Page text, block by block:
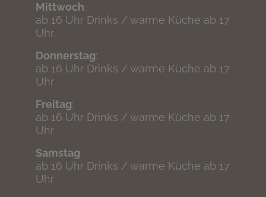
Mittwoch:
ab 16 Uhr Drinks / warme Küche ab 17
Uhr
Donnerstag:
ab 16 Uhr Drinks / warme Küche ab 17
Uhr
Freitag:
ab 16 Uhr Drinks / warme Küche ab 17
Uhr
Samstag:
ab 16 Uhr Drinks / warme Küche ab 17
Uhr